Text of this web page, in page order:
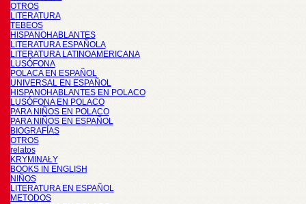
OTROS
LITERATURA
TEBEOS
HISPANOHABLANTES
LITERATURA ESPAÑOLA
LITERATURA LATINOAMERICANA
LUSÓFONA
POLACA EN ESPAÑOL
UNIVERSAL EN ESPAÑOL
HISPANOHABLANTES EN POLACO
LUSÓFONA EN POLACO
PARA NIÑOS EN POLACO
PARA NIÑOS EN ESPAÑOL
BIOGRAFÍAS
OTROS
relatos
KRYMINAŁY
BOOKS IN ENGLISH
NIÑOS
LITERATURA EN ESPAÑOL
METODOS